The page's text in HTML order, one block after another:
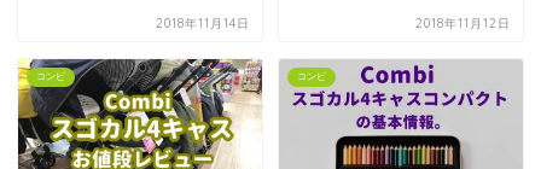
2018年11月14日 2018年11月12日
コンビ コンビ